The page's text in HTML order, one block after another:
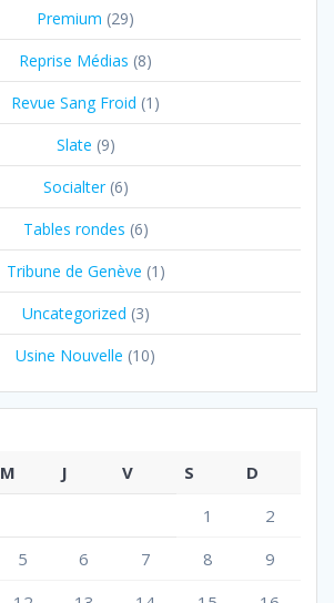
Premium (29)
Reprise Médias (8)
Revue Sang Froid (1)
Slate (9)
Socialter(6)
Tables rondes (6)
Tribune de Genève (1)
Uncategorized (3)
Usine Nouvelle (10)
M J V S
D
1
2
5 6 7 8
9